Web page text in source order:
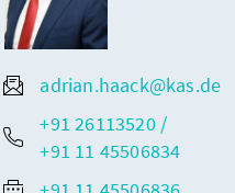
adrian.haack@kas.de
+91 26113520 /
+91 11 45506834